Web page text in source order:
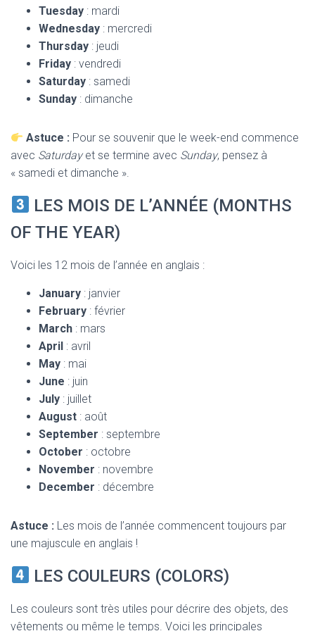
Tuesday : mardi
Wednesday : mercredi
Thursday : jeudi
Friday : vendredi
Saturday : samedi
Sunday : dimanche
Astuce : Pour se souvenir que le week-end commence
avec Saturdayet se termine avec Sunday, pensez à
« samedi et dimanche ».
LES MOIS DE L’ANNÉE (MONTHS
OF THE YEAR)
Voici les 12 mois de l’année en anglais :
January : janvier
February : février
March : mars
April : avril
May : mai
June : juin
July : juillet
August : août
September : septembre
October : octobre
November : novembre
December : décembre
Astuce : Les mois de l’année commencent toujours par
une majuscule en anglais !
LES COULEURS (COLORS)
Les couleurs sont très utiles pour décrire des objets, des
vêtements ou même le temps. Voici les principales